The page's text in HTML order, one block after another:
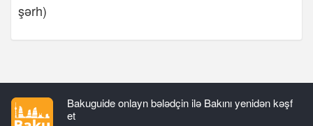
şərh)
Bakuguide onlayn bələdçin ilə Bakını yenidən kəşf
et